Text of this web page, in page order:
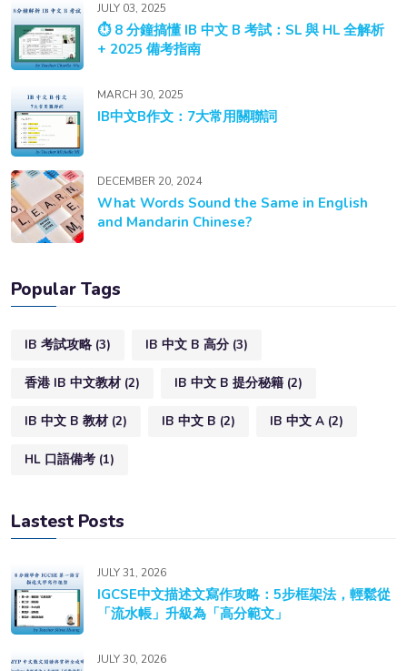
JULY 03, 2025
⏱️ 8 分鐘搞懂 IB 中文 B 考試：SL 與 HL 全解析
+ 2025 備考指南
MARCH 30, 2025
IB中文B作文：7大常用關聯詞
DECEMBER 20, 2024
What Words Sound the Same in English
and Mandarin Chinese?
Popular Tags
IB 考試攻略 (3) IB 中文 B 高分 (3)
香港 IB 中文教材 (2) IB 中文 B 提分秘籍 (2)
IB 中文 B 教材 (2) IB 中文 B (2) IB 中文 A (2)
HL 口語備考 (1)
Lastest Posts
JULY 31, 2026
IGCSE中文描述文寫作攻略：5步框架法，輕鬆從
「流水帳」升級為「高分範文」
JULY 30, 2026